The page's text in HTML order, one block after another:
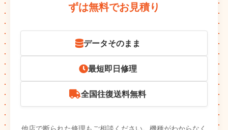
ずは無料でお見積り
データそのまま
最短即日修理
全国往復送料無料
他店で断られた修理もご相談ください。機種がわからなく